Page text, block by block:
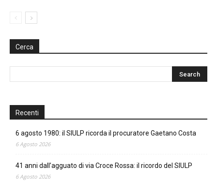
Cerca
Recenti
6 agosto 1980: il SIULP ricorda il procuratore Gaetano Costa
6 Agosto 2026
41 anni dall’agguato di via Croce Rossa: il ricordo del SIULP
6 Agosto 2026